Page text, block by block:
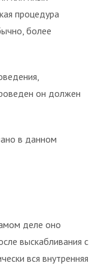
процедура
более
он должен
в данном
деле оно
выскабливания с
вся внутренняя